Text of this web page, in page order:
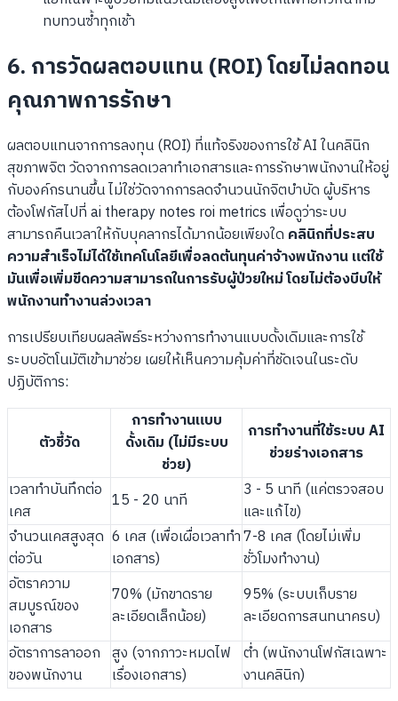
ทบทวนซ้ำทุกเช้า
6. การวัดผลตอบแทน (ROI) โดยไม่ลดทอน
คุณภาพการรักษา
ผลตอบแทนจากการลงทุน (ROI) ที่แท้จริงของการใช้ AI ในคลินิก
สุขภาพจิต วัดจากการลดเวลาทำเอกสารและการรักษาพนักงานให้อยู่
กับองค์กรนานขึ้น ไม่ใช่วัดจากการลดจำนวนนักจิตบำบัด ผู้บริหาร
ต้องโฟกัสไปที่ ai therapy notes roi metrics เพื่อดูว่าระบบ
สามารถคืนเวลาให้กับบุคลากรได้มากน้อยเพียงใด คลินิกที่ประสบ
ความสำเร็จไม่ได้ใช้เทคโนโลยีเพื่อลดต้นทุนค่าจ้างพนักงาน แต่ใช้
มันเพื่อเพิ่มขีดความสามารถในการรับผู้ป่วยใหม่ โดยไม่ต้องบีบให้
พนักงานทำงานล่วงเวลา
การเปรียบเทียบผลลัพธ์ระหว่างการทำงานแบบดั้งเดิมและการใช้
ระบบอัตโนมัติเข้ามาช่วย เผยให้เห็นความคุ้มค่าที่ชัดเจนในระดับ
ปฏิบัติการ:
ตัวชี้วัด
การทำงานแบบ
ดั้งเดิม (ไม่มีระบบ
ช่วย)
การทำงานที่ใช้ระบบ AI
ช่วยร่างเอกสาร
เวลาทำบันทึกต่อ
เคส
15 - 20 นาที
3 - 5 นาที (แค่ตรวจสอบ
และแก้ไข)
จำนวนเคสสูงสุด
ต่อวัน
6 เคส (เพื่อเผื่อเวลาทำ
เอกสาร)
7-8 เคส (โดยไม่เพิ่ม
ชั่วโมงทำงาน)
อัตราความ
สมบูรณ์ของ
เอกสาร
70% (มักขาดราย
ละเอียดเล็กน้อย)
95% (ระบบเก็บราย
ละเอียดการสนทนาครบ)
อัตราการลาออก
ของพนักงาน
สูง (จากภาวะหมดไฟ
เรื่องเอกสาร)
ต่ำ (พนักงานโฟกัสเฉพาะ
งานคลินิก)